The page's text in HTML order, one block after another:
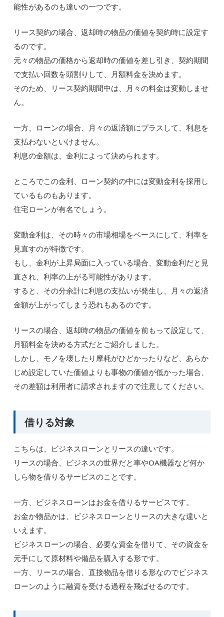
能性があるのも違いの一つです。
リース契約の場合、返却時の物品の価値を契約時に設定す
るのです。
元々の物品の価格から返却時の価値を差し引き、契約期間
で支払い回数を頭割りして、月額料金を決めます。
そのため、リース契約期間中は、月々の料金は変動しませ
ん。
一方、ローンの場合、月々の返済額にプラスして、利息を
支払わないといけません。
利息の金額は、金利によって決められます。
ところでこの金利、ローン契約の中には変動金利を採用し
ているものもあります。
住宅ローンが有名でしょう。
変動金利は、その時々の市場相場をベースにして、利率を
見直すのが特徴です。
もし、金利が上昇局面に入っている場合、変動金利だと見
直され、利率の上がる可能性があります。
すると、その分余計に利息の支払いが発生し、月々の返済
金額が上がってしまう恐れもあるのです。
リースの場合、返却時の物品の価値を前もって設定して、
月額料金を決める方式だとご紹介しました。
しかし、モノを壊したり摩耗がひどかったりなど、あらか
じめ設定していた価値よりも事物の価値が低かった場合、
その差額は利用者に請求されますので注意してください。
借りる対象
こちらは、ビジネスローンとリースの違いです。
リースの場合、ビジネスの世界だと車やOA機器など何か
しら物を借りるサービスのことです。
一方、ビジネスローンはお金を借りるサービスです。
お金か物品かは、ビジネスローンとリースの大きな違いと
いえます。
ビジネスローンの場合、必要な資金を借りて、その資金を
元手にして原材料や備品を購入する形です。
一方、リースの場合、直接物品を借りる形なのでビジネス
ローンのように融資を受ける過程を飛ばせるのです。